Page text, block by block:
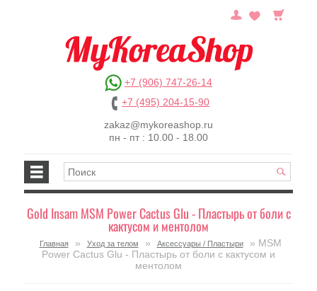
+7 (906) 747-26-14
+7 (495) 204-15-90
zakaz@mykoreashop.ru
пн - пт : 10.00 - 18.00
Gold Insam MSM Power Cactus Glu - Пластырь от боли с
кактусом и ментолом
Главная » Уход за телом » Аксессуары / Пластыри
» MSM
Power Cactus Glu - Пластырь от боли с кактусом и
ментолом